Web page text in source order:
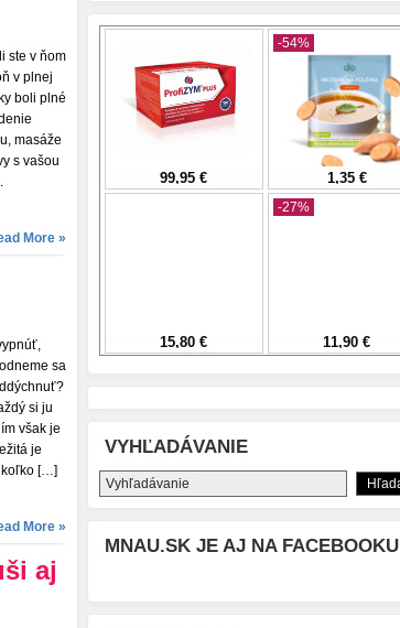
ste v ňom
v plnej
boli plné
masáže
s vašou
More »
sa
si ju
však je
je
koľko […]
More »
aj
VYHĽADÁVANIE
MNAU.SK JE AJ NA FACEBOOKU